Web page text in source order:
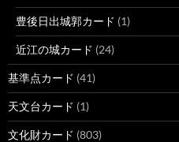
豊後日出城郭カード (1)
近江の城カード (24)
基準点カード (41)
天文台カード (1)
文化財カード (803)